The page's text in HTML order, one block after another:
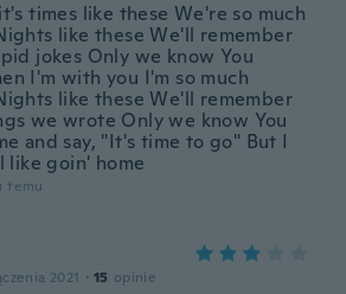
times like these We're so much
like these We'll remember
jokes Only we know You
I'm with you I'm so much
like these We'll remember
we wrote Only we know You
and say, "It's time to go" But I
like goin' home
temu
2021 · 15 opinie